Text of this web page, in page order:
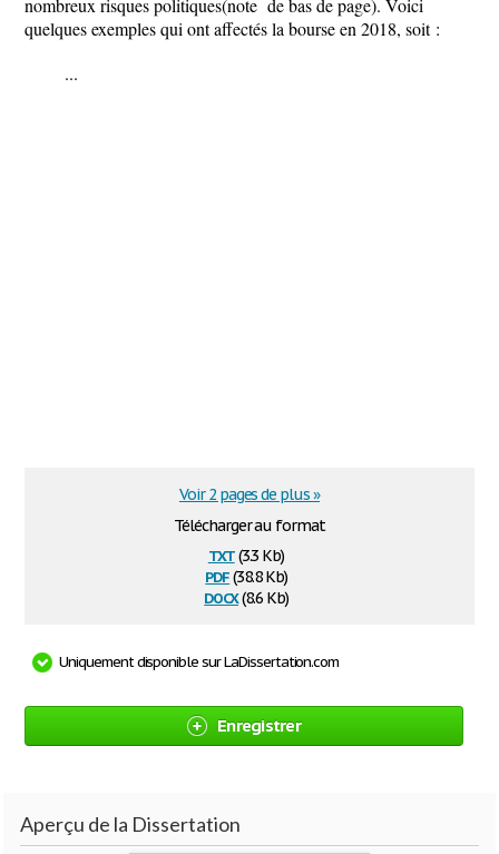
nombreux risques politiques(note de bas de page). Voici
quelques exemples qui ont affectés la bourse en 2018, soit :
...
Télécharger au format
txt(3.3 Kb)
pdf(38.8 Kb)
docx(8.6 Kb)
Voir 2 pages de plus »
Uniquement disponible sur LaDissertation.com
Enregistrer
Aperçu de la Dissertation